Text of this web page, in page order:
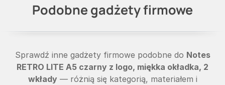
Podobne gadżety firmowe
Sprawdź inne gadżety firmowe podobne do Notes
RETRO LITE A5 czarny z logo, miękka okładka, 2
wkłady— różnią się kategorią, materiałem i